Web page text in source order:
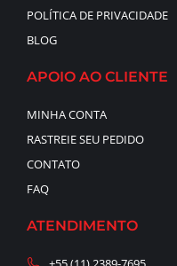
POLÍTICA DE PRIVACIDADE
BLOG
APOIO AO CLIENTE
MINHA CONTA
RASTREIE SEU PEDIDO
CONTATO
FAQ
ATENDIMENTO